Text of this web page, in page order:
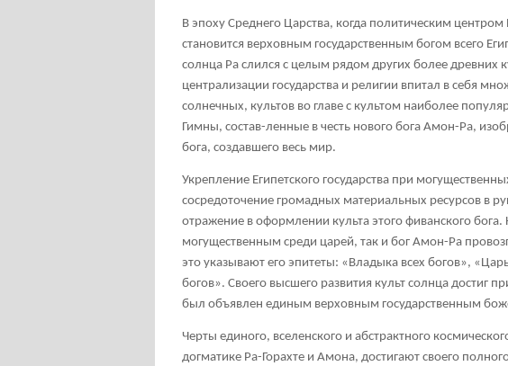
В эпоху Среднего Царства, когда политическим
становится верховным государственным богом всего
солнца Ра слился с целым рядом других более древних
централизации государства и религии впитал в себя
солнечных, культов во главе с культом наиболее
Гимны, состав-ленные в честь нового бога Амон-Ра,
бога, создавшего весь мир.
Укрепление Египетского государства при
сосредоточение громадных материальных ресурсов в
отражение в оформлении культа этого фиванского
могущественным среди царей, так и бог Амон-Ра
это указывают его эпитеты: «Владыка всех богов»,
богов». Своего высшего развития культ солнца достиг
был объявлен единым верховным государственным
Черты единого, вселенского и абстрактного
догматике Ра-Горахте и Амона, достигают своего